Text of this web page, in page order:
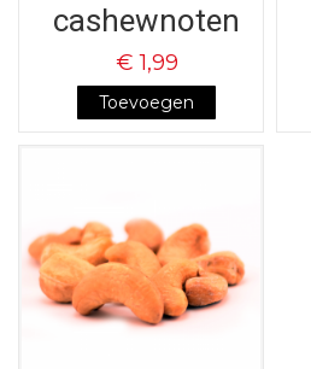
cashewnoten
€ 1,99
Toevoegen